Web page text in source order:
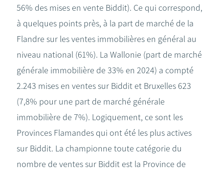
56% des mises en vente Biddit). Ce qui correspond,
à quelques points près, à la part de marché de la
Flandre sur les ventes immobilières en général au
niveau national (61%). La Wallonie (part de marché
générale immobilière de 33% en 2024) a compté
2.243 mises en ventes sur Biddit et Bruxelles 623
(7,8% pour une part de marché générale
immobilière de 7%). Logiquement, ce sont les
Provinces Flamandes qui ont été les plus actives
sur Biddit. La championne toute catégorie du
nombre de ventes sur Biddit est la Province de